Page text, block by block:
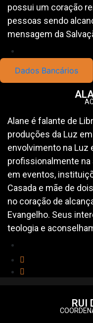
possui um coração
pessoas sendo
mensagem da
Dados Bancários
Alane é falante de
produções da Luz
envolvimento na Luz
profissionalmente na
em eventos,
Casada e mãe de
no coração de
Evangelho. Seus
teologia e
RUI